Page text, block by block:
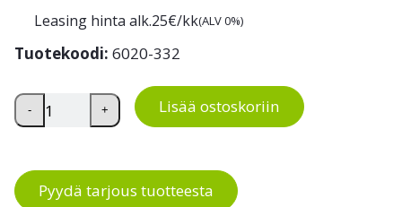
Leasing hinta alk.25€/kk(ALV 0%)
Tuotekoodi: 6020-332
Työpistematto Sit and Stand määrä
- + Lisää ostoskoriin
Pyydä tarjous tuotteesta